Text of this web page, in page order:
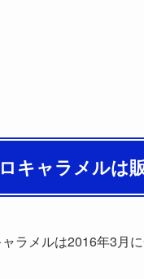
キャラメルは
ラメルは2016年3月